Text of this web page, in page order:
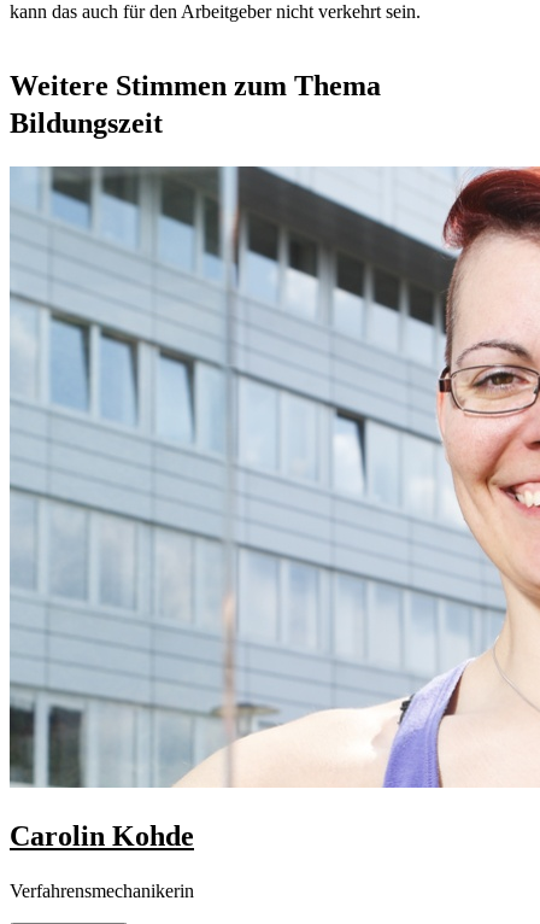
kann das auch für den Arbeitgeber nicht verkehrt sein.
Weitere Stimmen zum Thema
Bildungszeit
Carolin Kohde
Verfahrensmechanikerin